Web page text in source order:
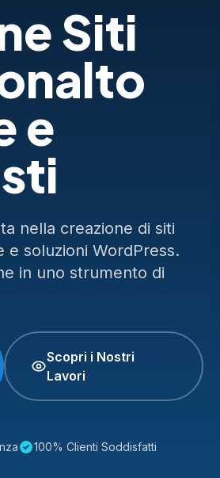
Siti
e
nella creazione di siti
soluzioni WordPress.
in uno strumento di
Scopri i Nostri
Lavori
100% Clienti Soddisfatti